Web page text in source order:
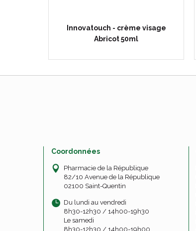
Innovatouch - crème visage
Abricot 50ml
Coordonnées
Pharmacie de la République
82/10 Avenue de la République
02100 Saint-Quentin
Du lundi au vendredi
8h30-12h30 / 14h00-19h30
Le samedi
8h30-12h30 / 14h00-19h00